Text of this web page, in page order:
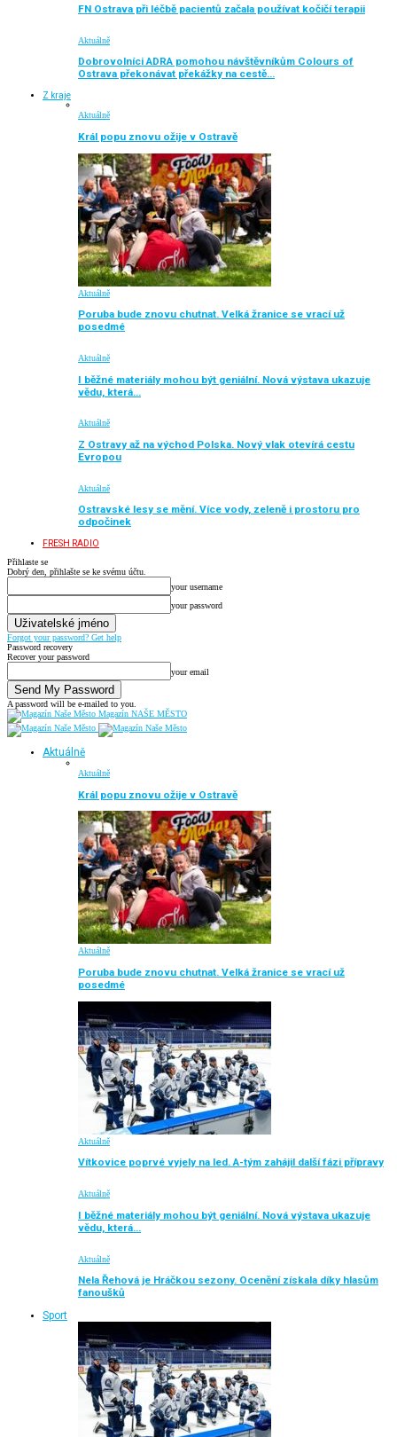
FN Ostrava při léčbě pacientů začala používat kočičí terapii
Aktuálně
Dobrovolníci ADRA pomohou návštěvníkům Colours of
Ostrava překonávat překážky na cestě…
Z kraje
Aktuálně
Král popu znovu ožije v Ostravě
Aktuálně
Poruba bude znovu chutnat. Velká žranice se vrací už
posedmé
Aktuálně
I běžné materiály mohou být geniální. Nová výstava ukazuje
vědu, která…
Aktuálně
Z Ostravy až na východ Polska. Nový vlak otevírá cestu
Evropou
Aktuálně
Ostravské lesy se mění. Více vody, zeleně i prostoru pro
odpočinek
FRESH RADIO
Přihlaste se
Dobrý den, přihlašte se ke svému účtu.
your username
your password
Forgot your password? Get help
Password recovery
Recover your password
your email
A password will be e-mailed to you.
Magazín NAŠE MĚSTO
Aktuálně
Aktuálně
Král popu znovu ožije v Ostravě
Aktuálně
Poruba bude znovu chutnat. Velká žranice se vrací už
posedmé
Aktuálně
Vítkovice poprvé vyjely na led. A-tým zahájil další fázi přípravy
Aktuálně
I běžné materiály mohou být geniální. Nová výstava ukazuje
vědu, která…
Aktuálně
Nela Řehová je Hráčkou sezony. Ocenění získala díky hlasům
fanoušků
Sport